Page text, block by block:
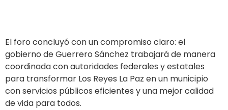
El foro concluyó con un compromiso claro: el
gobierno de Guerrero Sánchez trabajará de manera
coordinada con autoridades federales y estatales
para transformar Los Reyes La Paz en un municipio
con servicios públicos eficientes y una mejor calidad
de vida para todos.